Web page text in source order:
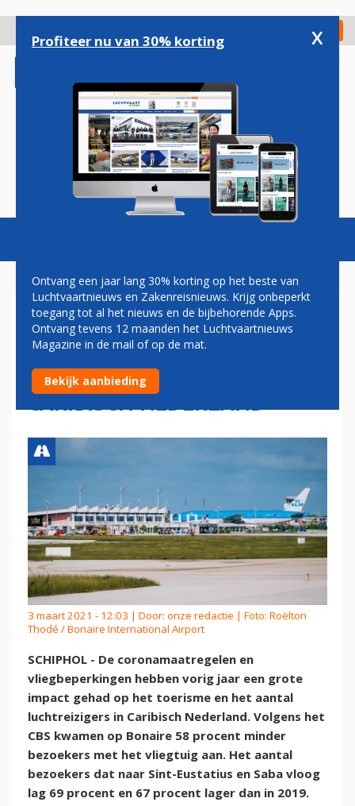
gaan
Check in
Magazine Podcasts Vacatures
CORONACRISIS ZORGT VOOR
STERKE
PASSAGIERSTERUGVAL IN
CARIBISCH NEDERLAND
3 maart 2021 - 12:03 | Door: onze redactie | Foto: Roëlton
Thodé / Bonaire International Airport
SCHIPHOL - De coronamaatregelen en
vliegbeperkingen hebben vorig jaar een grote
impact gehad op het toerisme en het aantal
luchtreizigers in Caribisch Nederland. Volgens het
CBS kwamen op Bonaire 58 procent minder
bezoekers met het vliegtuig aan. Het aantal
bezoekers dat naar Sint-Eustatius en Saba vloog
lag 69 procent en 67 procent lager dan in 2019.
Profiteer nu van 30% korting x
Ontvang een jaar lang 30% korting op het beste van
Luchtvaartnieuws en Zakenreisnieuws. Krijg onbeperkt
toegang tot al het nieuws en de bijbehorende Apps.
Ontvang tevens 12 maanden het Luchtvaartnieuws
Magazine in de mail of op de mat.
Bekijk aanbieding